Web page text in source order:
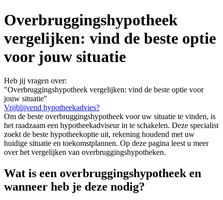
Overbruggingshypotheek
vergelijken: vind de beste optie
voor jouw situatie
Heb jij vragen over:
"Overbruggingshypotheek vergelijken: vind de beste optie voor
jouw situatie"
Vrijblijvend hypotheekadvies?
Om de beste overbruggingshypotheek voor uw situatie te vinden, is
het raadzaam een hypotheekadviseur in te schakelen. Deze specialist
zoekt de beste hypotheekoptie uit, rekening houdend met uw
huidige situatie en toekomstplannen. Op deze pagina leest u meer
over het vergelijken van overbruggingshypotheken.
Wat is een overbruggingshypotheek en
wanneer heb je deze nodig?